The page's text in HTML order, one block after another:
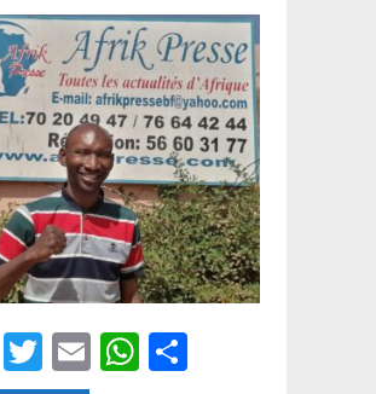
Facebook
Twitter
EmailWhatsApp